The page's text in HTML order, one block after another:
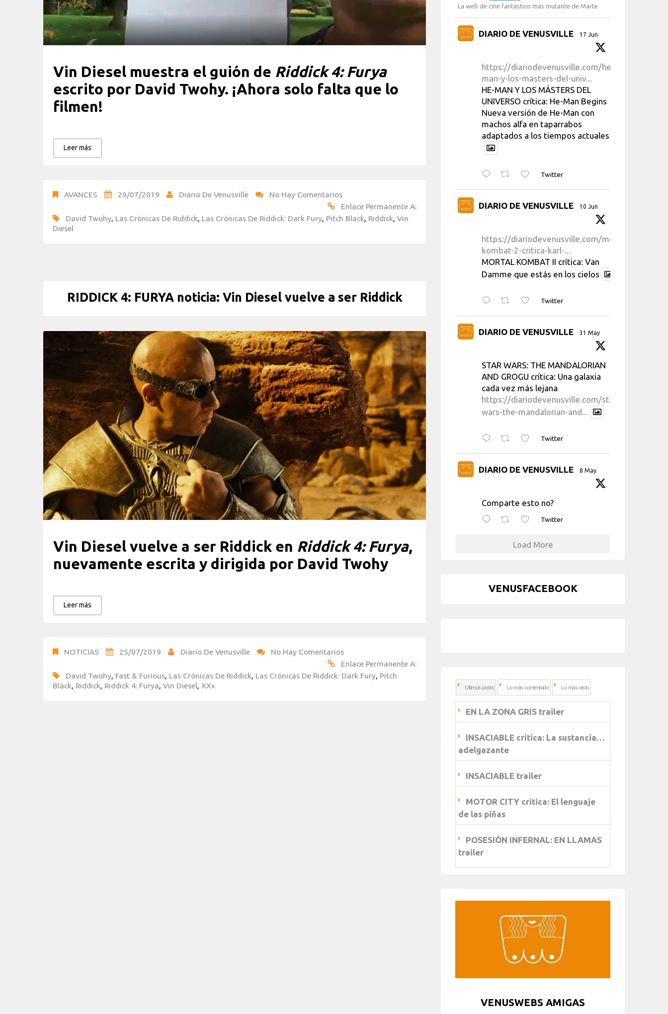
Vin Diesel muestra el guión de Riddick 4: Furya
escrito por David Twohy. ¡Ahora solo falta que lo
filmen!
Leer más
AVANCES 29/07/2019 Diario De Venusville
No Hay Comentarios
Enlace Permanente A:
David Twohy, Las Crónicas De Riddick, Las Crónicas De Riddick: Dark Fury, Pitch Black, Riddick, Vin
Diesel
RIDDICK 4: FURYA noticia: Vin Diesel vuelve a ser Riddick
Vin Diesel vuelve a ser Riddick en Riddick 4: Furya,
nuevamente escrita y dirigida por David Twohy
Leer más
NOTICIAS 25/07/2019 Diario De Venusville
No Hay Comentarios
Enlace Permanente A:
David Twohy Fast & Furious Las Crónicas De Riddick Las Crónicas De Riddick: Dark Fury Pitch
Black Riddick Riddick 4: Furya Vin Diesel XXx
La web de cine fantástico más mutante de Marte
DIARIO DE VENUSVILLE 17 Jun
https://diariodevenusville.com/he-
man-y-los-masters-del-univ...
HE-MAN Y LOS MÁSTERS DEL
UNIVERSO crítica: He-Man Begins
Nueva versión de He-Man con
machos alfa en taparrabos
adaptados a los tiempos actuales
Twitter
DIARIO DE VENUSVILLE 10 Jun
https://diariodevenusville.com/mortal-
kombat-2-critica-karl-...
MORTAL KOMBAT II crítica: Van
Damme que estás en los cielos
Twitter
DIARIO DE VENUSVILLE 31 May
STAR WARS: THE MANDALORIAN
AND GROGU crítica: Una galaxia
cada vez más lejana
https://diariodevenusville.com/star-
wars-the-mandalorian-and...
Twitter
DIARIO DE VENUSVILLE 8 May
Comparte esto no?
Twitter
Load More
VENUSFACEBOOK
Ultimos posts Lo más comentado Lo más visto
EN LA ZONA GRIS trailer
INSACIABLE crítica: La sustancia…
adelgazante
INSACIABLE trailer
MOTOR CITY crítica: El lenguaje
de las piñas
POSESIÓN INFERNAL: EN LLAMAS
trailer
VENUSWEBS AMIGAS